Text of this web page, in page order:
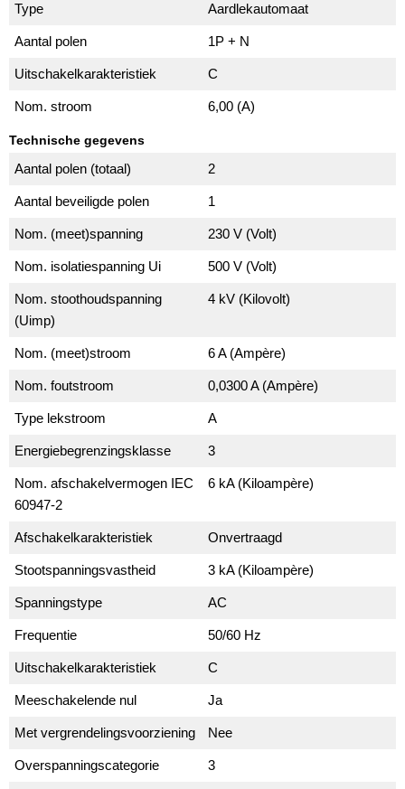
Type Aardlekautomaat
Aantal polen 1P + N
Uitschakelkarakteristiek C
Nom. stroom 6,00 (A)
Technische gegevens
Aantal polen (totaal) 2
Aantal beveiligde polen 1
Nom. (meet)spanning 230 V (Volt)
Nom. isolatiespanning Ui 500 V (Volt)
Nom. stoothoudspanning
(Uimp)
4 kV (Kilovolt)
Nom. (meet)stroom 6 A (Ampère)
Nom. foutstroom 0,0300 A (Ampère)
Type lekstroom A
Energiebegrenzingsklasse 3
Nom. afschakelvermogen IEC
60947-2
6 kA (Kiloampère)
Afschakelkarakteristiek Onvertraagd
Stootspanningsvastheid 3 kA (Kiloampère)
Spanningstype AC
Frequentie 50/60 Hz
Uitschakelkarakteristiek C
Meeschakelende nul Ja
Met vergrendelingsvoorziening Nee
Overspanningscategorie 3